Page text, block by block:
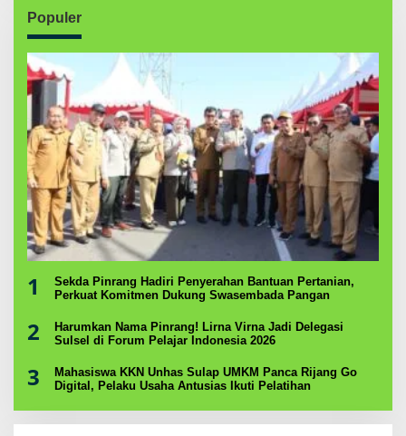
Populer
1
Sekda Pinrang Hadiri Penyerahan Bantuan Pertanian,
Perkuat Komitmen Dukung Swasembada Pangan
2
Harumkan Nama Pinrang! Lirna Virna Jadi Delegasi
Sulsel di Forum Pelajar Indonesia 2026
3
Mahasiswa KKN Unhas Sulap UMKM Panca Rijang Go
Digital, Pelaku Usaha Antusias Ikuti Pelatihan